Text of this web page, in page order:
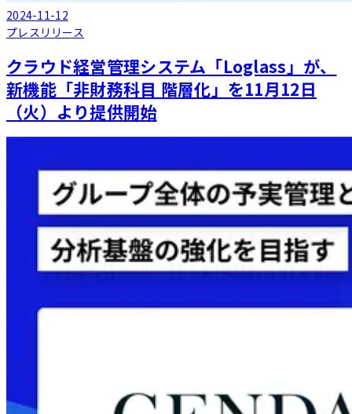
2024-11-12
プレスリリース
クラウド経営管理システム「Loglass」が、
新機能「非財務科目 階層化」を11月12日
（火）より提供開始